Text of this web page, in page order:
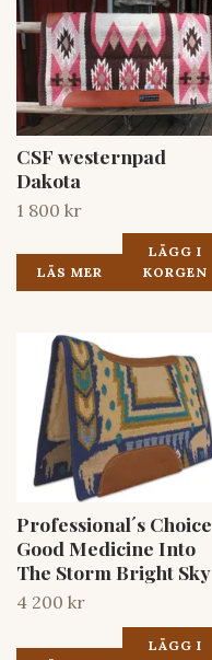
CSF westernpad
Dakota
1 800 kr
LÄS MER
LÄGG I
KORGEN
Professional´s Choice
Good Medicine Into
The Storm Bright Sky
4 200 kr
LÄGG I